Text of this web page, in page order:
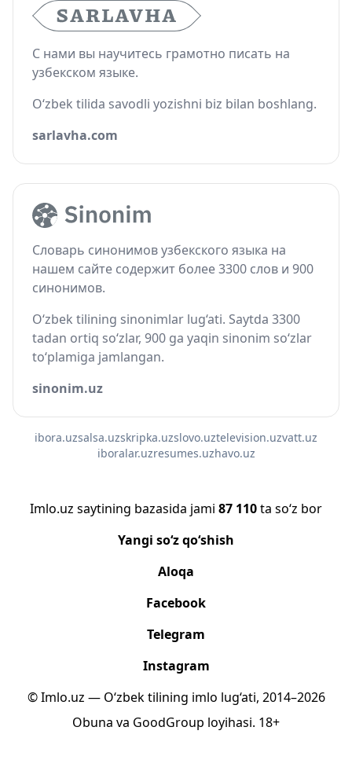
С нами вы научитесь грамотно писать на
узбекском языке.
O‘zbek tilida savodli yozishni biz bilan boshlang.
sarlavha.com
Словарь синонимов узбекского языка на
нашем сайте содержит более 3300 слов и 900
синонимов.
O‘zbek tilining sinonimlar lug‘ati. Saytda 3300
tadan ortiq so‘zlar, 900 ga yaqin sinonim so‘zlar
to‘plamiga jamlangan.
sinonim.uz
ibora.uzsalsa.uzskripka.uzslovo.uztelevision.uzvatt.uz
iboralar.uzresumes.uzhavo.uz
Imlo.uz saytining bazasida jami 87 110ta so‘z bor
Yangi so‘z qo‘shish
Aloqa
Facebook
Telegram
Instagram
© Imlo.uz — O‘zbek tilining imlo lug‘ati, 2014–2026
Obuna va GoodGroup loyihasi. 18+